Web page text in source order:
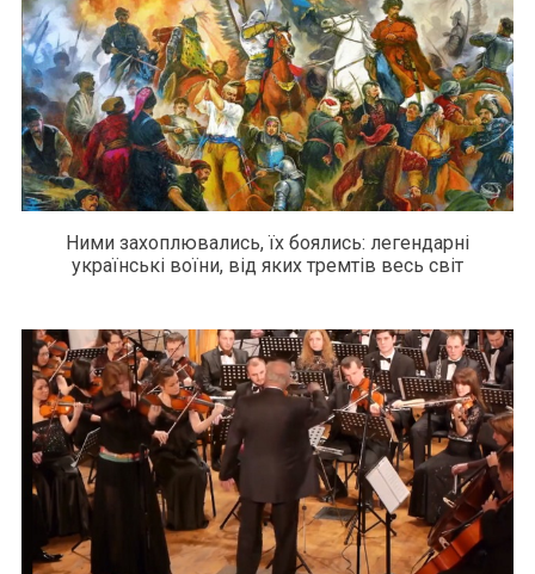
Ними захоплювались, їх боялись: легендарні
українські воїни, від яких тремтів весь світ